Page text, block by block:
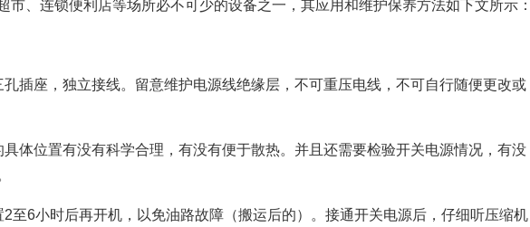
市、连锁便利店等场所必不可少的设备之一，其应用和维护保养方法如下文所示：
座，独立接线。留意维护电源线绝缘层，不可重压电线，不可自行随便更改或
位置有没有科学合理，有没有便于散热。并且还需要检验开关电源情况，有没
6小时后再开机，以免油路故障（搬运后的）。接通开关电源后，仔细听压缩机